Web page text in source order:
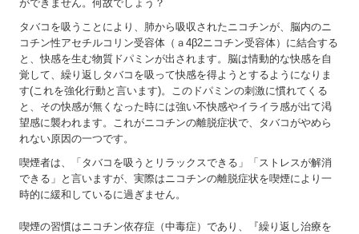
ができません。何故でしょう？
タバコを吸うことにより、肺から吸収されたニコチンが、脳内のニ
コチン性アセチルコリン受容体（ａ4β2ニコチン受容体）に結合する
と、快感を生む物質ドパミンが出されます。脳は情動的な快感を自
覚して、繰り返しタバコを吸って快感を得ようとするようになりま
す(これを強化行動と言います)。このドパミンの刺激に慣れてくる
と、その快感が無くなった時には強い不快感やイライラ感が出て渇
望感に襲われます。これがニコチンの離脱症状で、タバコがやめら
れない原因の一つです。
喫煙者は、「タバコを吸うとリラックスできる」「ストレスが解消
できる」と言いますが、実際はニコチンの離脱症状を喫煙により一
時的に緩和しているに過ぎません。
喫煙の習慣はニコチン依存症（中毒症）であり、『繰り返し治療を